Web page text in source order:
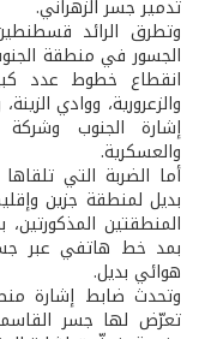
تدمير جسر الزهراني.
وتطرق الرائد
الجسور في منطقة
انقطاع خطوط عدد
والزعرورية، ووادي
إشارة الجنوب
والعسكرية.
أما الضربة التي
بديل لمنطقة جزين
المنطقتين
بمد خط هاتفي عبر جسر
هوائي بديل.
وتحدث ضابط إشارة
تعرّض لها جسر